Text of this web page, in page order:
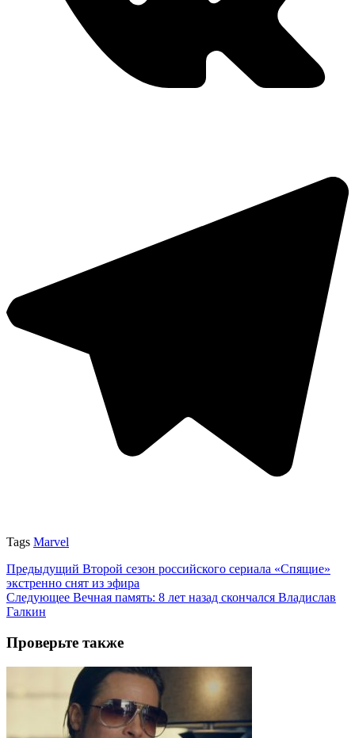
Tags Marvel
Предыдущий Второй сезон российского сериала «Спящие»
экстренно снят из эфира
Следующее Вечная память: 8 лет назад скончался Владислав
Галкин
Проверьте также